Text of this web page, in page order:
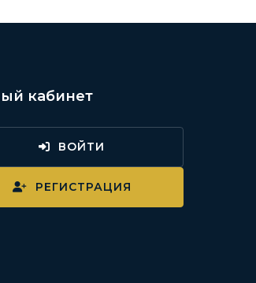
кабинет
ВОЙТИ
РЕГИСТРАЦИЯ